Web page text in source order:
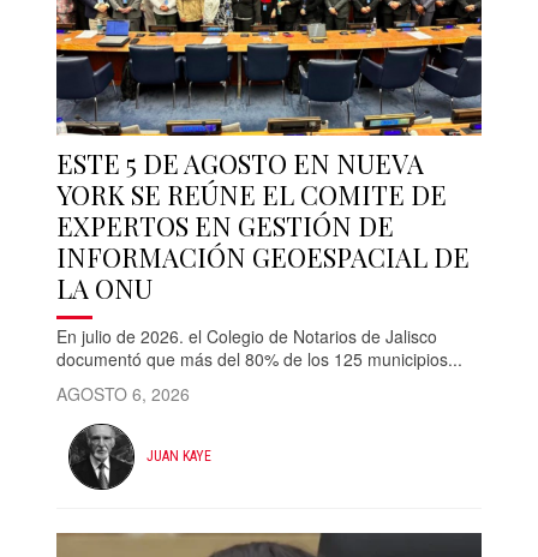
ESTE 5 DE AGOSTO EN NUEVA
YORK SE REÚNE EL COMITE DE
EXPERTOS EN GESTIÓN DE
INFORMACIÓN GEOESPACIAL DE
LA ONU
En julio de 2026. el Colegio de Notarios de Jalisco
documentó que más del 80% de los 125 municipios...
AGOSTO 6, 2026
JUAN KAYE